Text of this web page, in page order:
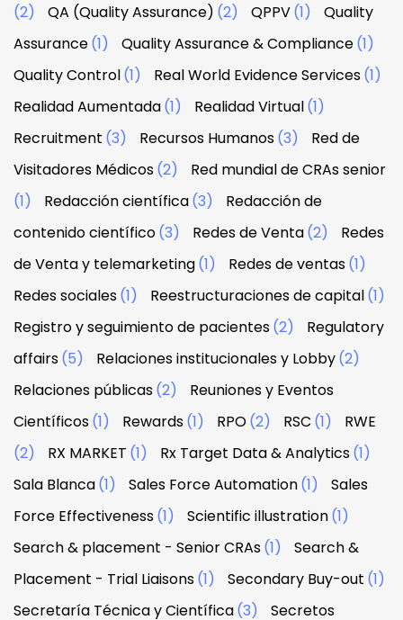
(2) QA (Quality Assurance) (2) QPPV(1)
Quality
Assurance(1) Quality Assurance & Compliance(1)
Quality Control(1) Real World Evidence Services(1)
Realidad Aumentada(1) Realidad Virtual(1)
Recruitment (3) Recursos Humanos(3)
Red de
Visitadores Médicos(2)
Red mundial de CRAs senior
(1)
Redacción científica(3)
Redacción de
contenido científico(3) Redes de Venta(2)
Redes
de Venta y telemarketing(1) Redes de ventas(1)
Redes sociales(1) Reestructuraciones de capital(1)
Registro y seguimiento de pacientes(2)
Regulatory
affairs(5) Relaciones institucionales y Lobby(2)
Relaciones públicas(2)
Reuniones y Eventos
Científicos(1) Rewards(1) RPO(2) RSC (1)
RWE
(2)
RX MARKET (1) Rx Target Data & Analytics(1)
Sala Blanca(1) Sales Force Automation(1)
Sales
Force Effectiveness(1) Scientific illustration(1)
Search & placement - Senior CRAs(1)
Search &
Placement - Trial Liaisons(1) Secondary Buy-out (1)
Secretaría Técnica y Científica(3)
Secretos